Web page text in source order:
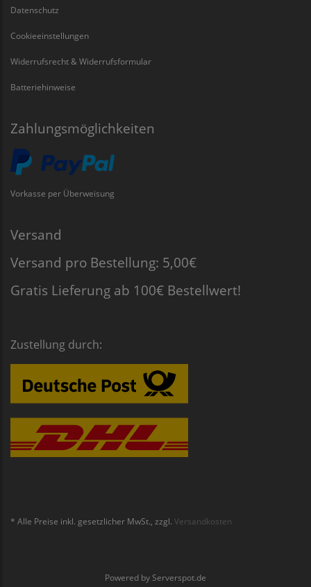
Datenschutz
Cookieeinstellungen
Widerrufsrecht & Widerrufsformular
Batteriehinweise
Zahlungsmöglichkeiten
Vorkasse per Überweisung
Versand
Versand pro Bestellung: 5,00€
Gratis Lieferung ab 100€ Bestellwert!
Zustellung durch:
* Alle Preise inkl. gesetzlicher MwSt., zzgl. Versandkosten
Powered by Serverspot.de